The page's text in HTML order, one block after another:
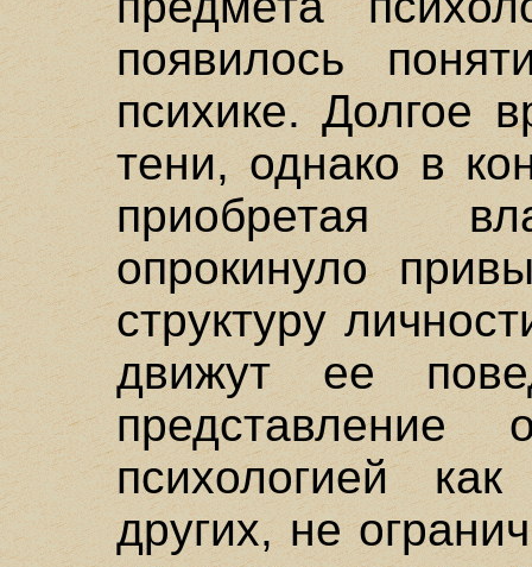
появилось
психике. Долгое
тени, однако в
приобретая
опрокинуло
структуру
движут ее
психологией
других, не